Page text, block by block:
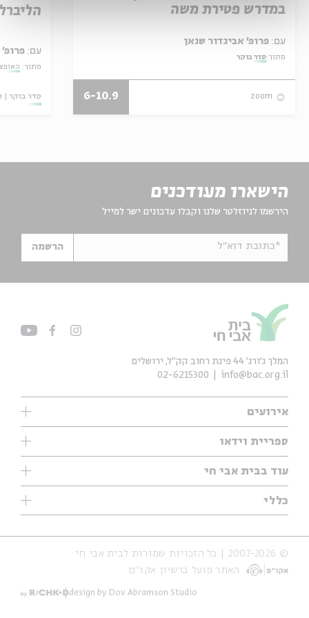
במדרש פטירת משה
עם:
מתוך:סדר בוקר
zoom
6-10.9
עם: פרופ'
מתוך:
סדר בוקר
הישארו מעודכנים
הירשמו לניוזלטר שלנו וקבלו עדכונים ישר למייל
*כתובת דוא"ל הרשמה
אירועים
עיון
אנגלית
נוער
סדרות
אירועי עבר
אירועים בירושלים
ספריית וידאו
ילדים
מוזיקה
עיון
מיוחדים
עוד בבית אבי חי
תערוכות
מיוחדים
כללי
אודות
הצהרת נגישות
תנאי שימוש והצהרת פרטיות
המלך ג'ורג' 44 פינת רחוב קק״ל, ירושלים
info@bac.org.il
02-6215300
© 2007-2026 | כל הזכויות שמורות לבית אבי חי
האתר פועל ברשיון אקו״ם
design by Dov Abramson Studio